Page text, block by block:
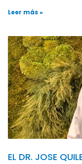
Leer más »
EL DR. JOSE